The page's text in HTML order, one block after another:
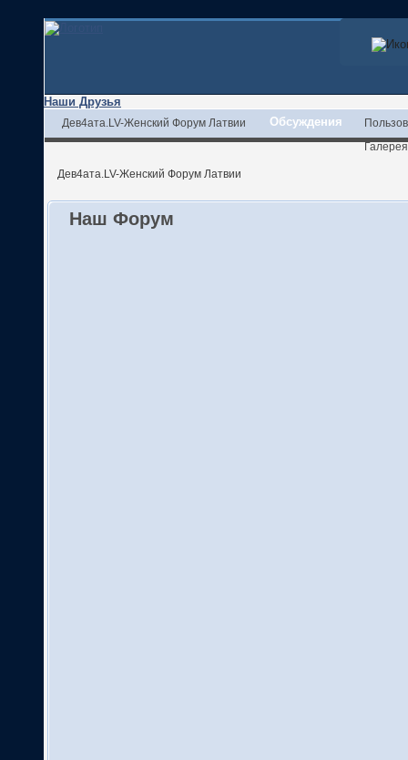
Наши Друзья
Дев4ата.LV-Женский Форум Латвии Обсуждения
Галерея
Дев4ата.LV-Женский Форум Латвии
Наш Форум